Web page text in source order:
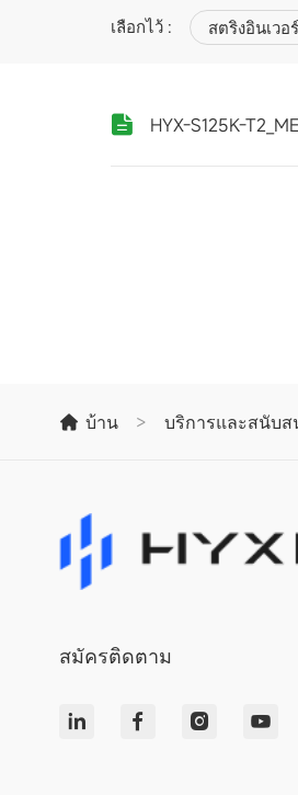
เลือกไว้ : สตริงอินเวอ
HYX-S125K-
บ้าน > บริการและสนับ
สมัครติดตาม